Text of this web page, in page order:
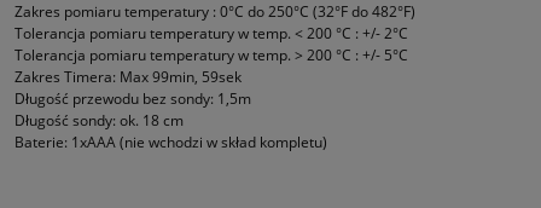
Zakres pomiaru temperatury : 0°C do 250°C (32°F do 482°F)
Tolerancja pomiaru temperatury w temp. < 200 °C : +/- 2°C
Tolerancja pomiaru temperatury w temp. > 200 °C : +/- 5°C
Zakres Timera: Max 99min, 59sek
Długość przewodu bez sondy: 1,5m
Długość sondy: ok. 18 cm
Baterie: 1xAAA (nie wchodzi w skład kompletu)